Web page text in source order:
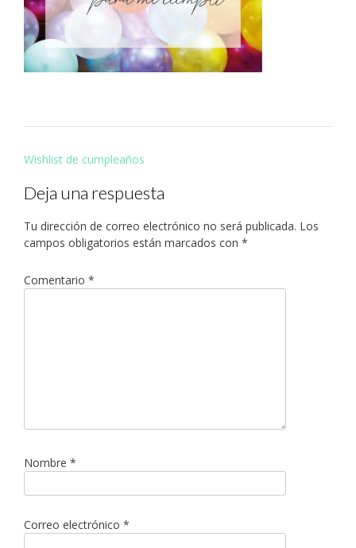
Navegación
entradas
Wishlist de cumpleaños
Deja una respuesta
Tu dirección de correo electrónico no será publicada. Los
campos obligatorios están marcados con *
Comentario *
Nombre *
Correo electrónico *